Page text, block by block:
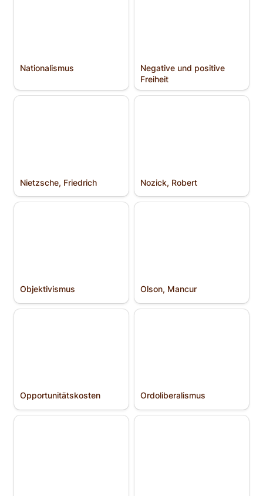
Nationalismus
Negative und positive
Freiheit
Nietzsche, Friedrich
Nietzsche, Friedrich
Nozick, Robert
Nozick, Robert
Objektivismus
Objektivismus
Olson, Mancur
Olson, Mancur
Opportunitäts­kosten
Opportunitäts­kosten
Ordoliberalismus
Ordoliberalismus
Orwell, George Österreichische Schule